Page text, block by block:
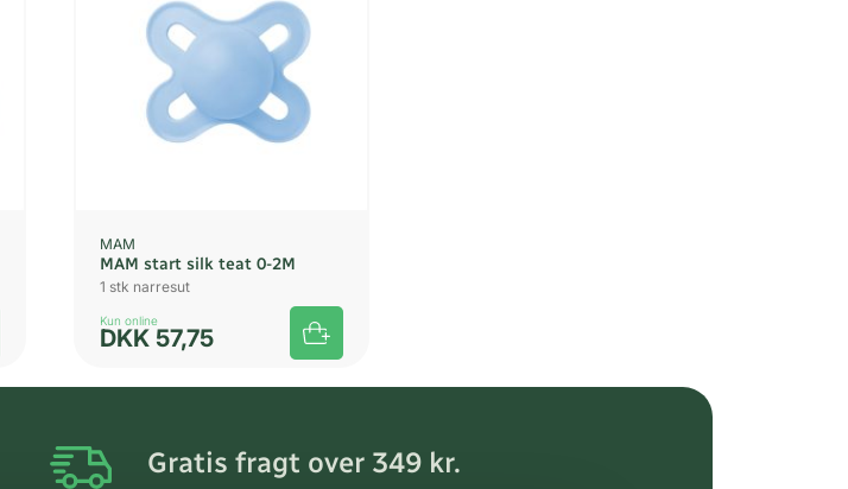
MAM
MAM start silk teat 0-2M
1 stk narresut
Kun online
DKK 57,75
Gratis fragt over 349 kr.